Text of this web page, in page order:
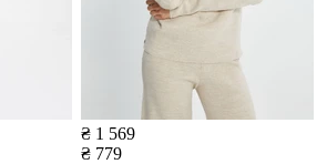
₴ 1 569
₴ 779